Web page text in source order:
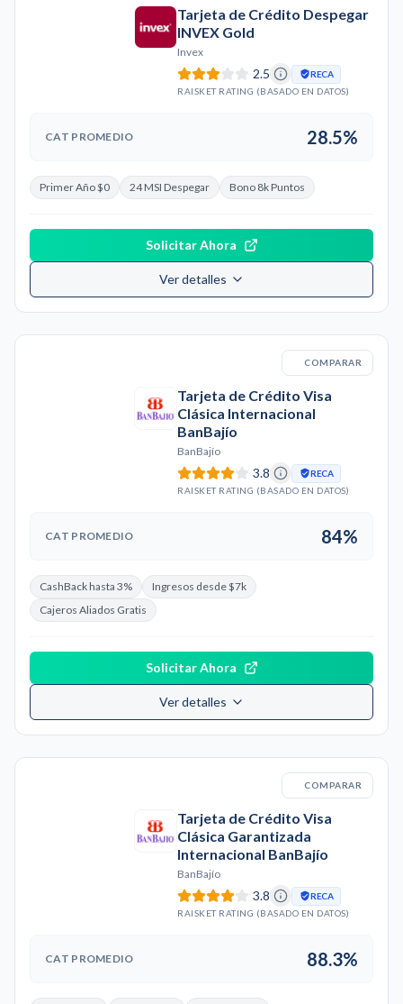
Tarjeta de Crédito Despegar
INVEX Gold
Invex
2.5
RECA
RAISKET RATING (BASADO EN DATOS)
CAT PROMEDIO 28.5%
Primer Año $0 24 MSI Despegar Bono 8k Puntos
Solicitar Ahora
Ver detalles
COMPARAR
Tarjeta de Crédito Visa
Clásica Internacional
BanBajío
BanBajío
3.8
RECA
RAISKET RATING (BASADO EN DATOS)
CAT PROMEDIO 84%
CashBack hasta 3%
Ingresos desde $7k
Cajeros Aliados Gratis
Solicitar Ahora
Ver detalles
COMPARAR
Tarjeta de Crédito Visa
Clásica Garantizada
Internacional BanBajío
BanBajío
3.8
RECA
RAISKET RATING (BASADO EN DATOS)
CAT PROMEDIO 88.3%